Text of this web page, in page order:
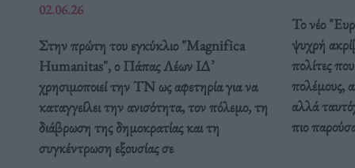
02.06.26
Στην πρώτη του εγκύκλιο "Magnifica
Humanitas", ο Πάπας Λέων ΙΔ’
χρησιμοποιεί την ΤΝ ως αφετηρία για να
καταγγείλει την ανισότητα, τον πόλεμο, τη
διάβρωση της δημοκρατίας και τη
συγκέντρωση εξουσίας σε
Το νέο
ψυχρή
πολίτες
πολέμους,
αλλά
πιο